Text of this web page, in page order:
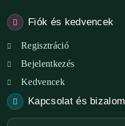
Fiók és kedvencek
Regisztráció
Bejelentkezés
Kedvencek
Kapcsolat és bizalom